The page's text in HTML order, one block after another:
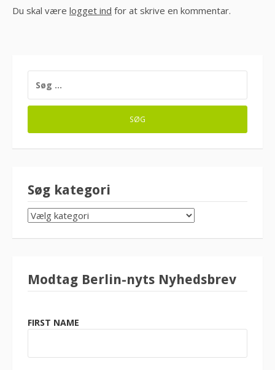
Du skal være logget ind for at skrive en kommentar.
EFTER:
Søg kategori
SØG
KATEGORI
Modtag Berlin-nyts Nyhedsbrev
FIRST NAME